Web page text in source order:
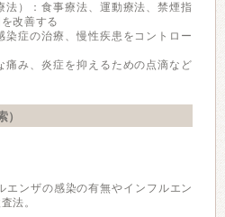
法）：食事療法、運動療法、禁煙指
改善する
染症の治療、慢性疾患をコントロー
痛み、炎症を抑えるための点滴など
）
エンザの感染の有無やインフルエン
法。